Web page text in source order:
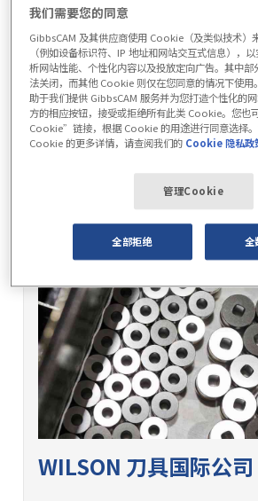
高谱弯曲机械设备
WILSON 刀具国际公司
我们需要您的同意
GibbsCAM 及其供应商使用 Cookie（及类似技术）
（例如设备标识符、IP 地址和网站交互式信息），
析网站性能、个性化内容以及投放定向广告。其中
法关闭，而其他 Cookie 则仅在您同意的情况下使
助于我们提供 GibbsCAM 服务并为您打造个性化的
方的相应按钮，接受或拒绝所有此类 Cookie。您也
Cookie”链接，根据 Cookie 的用途进行同意选择
Cookie 的更多详情，请查阅我们的 Cookie 隐私政
管理Cookie
全部拒绝 全